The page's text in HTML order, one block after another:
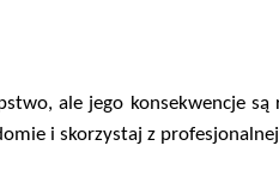
ale jego konsekwencje
i skorzystaj z